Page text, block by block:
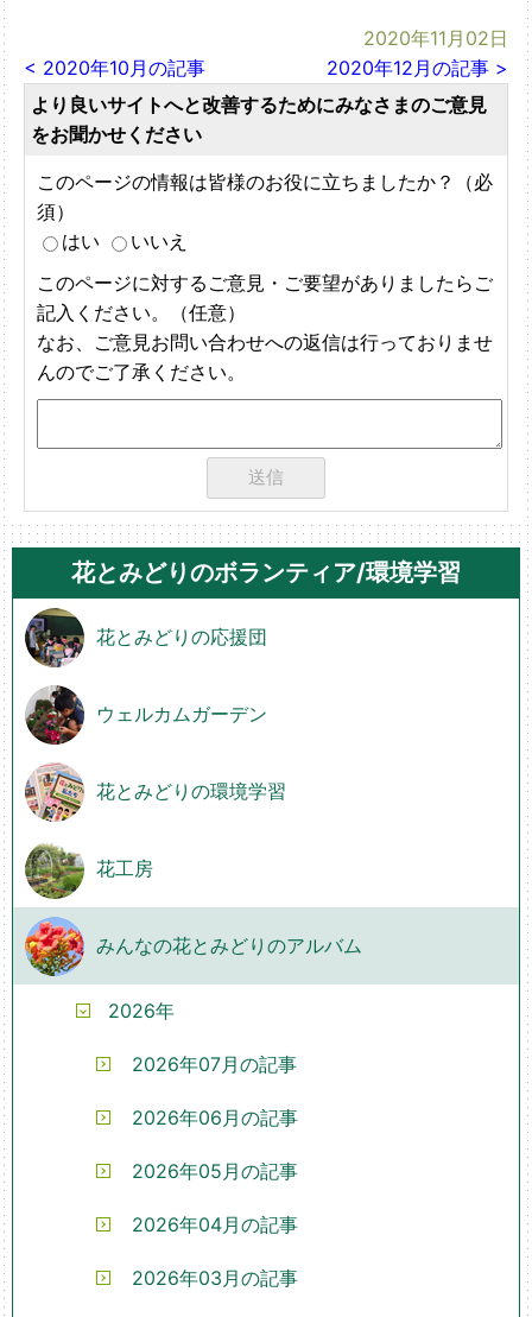
2020年11月02日
< 2020年10月の記事
2020年12月の記事 >
より良いサイトへと改善するためにみなさまのご意見
をお聞かせください
このページの情報は皆様のお役に立ちましたか？（必
須）
はい
いいえ
このページに対するご意見・ご要望がありましたらご
記入ください。（任意）
なお、ご意見お問い合わせへの返信は行っておりませ
んのでご了承ください。
花とみどりのボランティア/環境学習
花とみどりの応援団
ウェルカムガーデン
花とみどりの環境学習
花工房
みんなの花とみどりのアルバム
2026年
2026年07月の記事
2026年06月の記事
2026年05月の記事
2026年04月の記事
2026年03月の記事